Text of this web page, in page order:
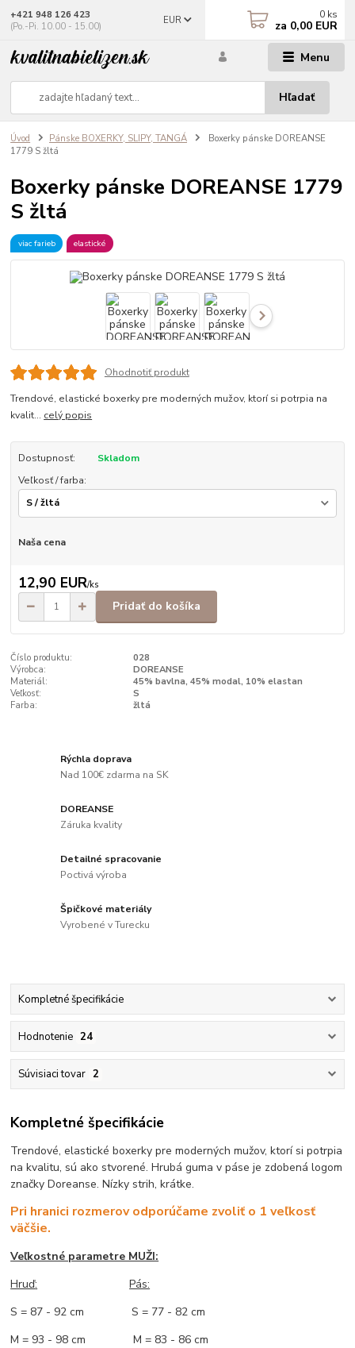
Menu
EUR
Hľadať
+421 948 126 423
(Po.-Pi. 10.00 - 15.00)
0 ks
za 0,00 EUR
Úvod Pánske BOXERKY, SLIPY, TANGÁ
Boxerky pánske DOREANSE
1779 S žltá
Boxerky pánske DOREANSE 1779
S žltá
viac farieb elastické
Ohodnotiť produkt
Trendové, elastické boxerky pre moderných mužov, ktorí si potrpia na
kvalit... celý popis
Dostupnosť:
Skladom
Veľkosť / farba:
Naša cena
12,90 EUR/ks
Pridať do košíka
Číslo produktu:
028
Výrobca:
DOREANSE
Materiál:
45% bavlna, 45% modal, 10% elastan
Veľkosť:
S
Farba:
žltá
Rýchla doprava
Nad 100€ zdarma na SK
DOREANSE
Záruka kvality
Detailné spracovanie
Poctivá výroba
Špičkové materiály
Vyrobené v Turecku
Kompletné špecifikácie
Hodnotenie 24
Súvisiaci tovar 2
Kompletné špecifikácie
Trendové, elastické boxerky pre moderných mužov, ktorí si potrpia
na kvalitu, sú ako stvorené. Hrubá guma v páse je zdobená logom
značky Doreanse. Nízky strih, krátke.
Pri hranici rozmerov odporúčame zvoliť o 1 veľkosť
väčšie.
Veľkostné parametre MUŽI:
Hruď:
Pás:
S = 87 - 92 cm S = 77 - 82 cm
M = 93 - 98 cm M = 83 - 86 cm